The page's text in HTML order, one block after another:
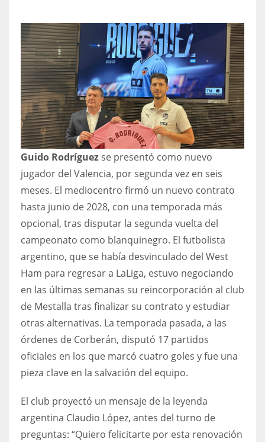
ATL
24
IND
34
MIN
6
DEN
24
PIT
20
NYG
24
Guido Rodríguez se presentó como nuevo
jugador del Valencia, por segunda vez en seis
meses. El mediocentro firmó un nuevo contrato
hasta junio de 2028, con una temporada más
opcional, tras disputar la segunda vuelta del
campeonato como blanquinegro. El futbolista
argentino, que se había desvinculado del West
Ham para regresar a LaLiga, estuvo negociando
en las últimas semanas su reincorporación al club
de Mestalla tras finalizar su contrato y estudiar
otras alternativas. La temporada pasada, a las
órdenes de Corberán, disputó 17 partidos
oficiales en los que marcó cuatro goles y fue una
pieza clave en la salvación del equipo.
El club proyectó un mensaje de la leyenda
argentina Claudio López, antes del turno de
preguntas: “Quiero felicitarte por esta renovación